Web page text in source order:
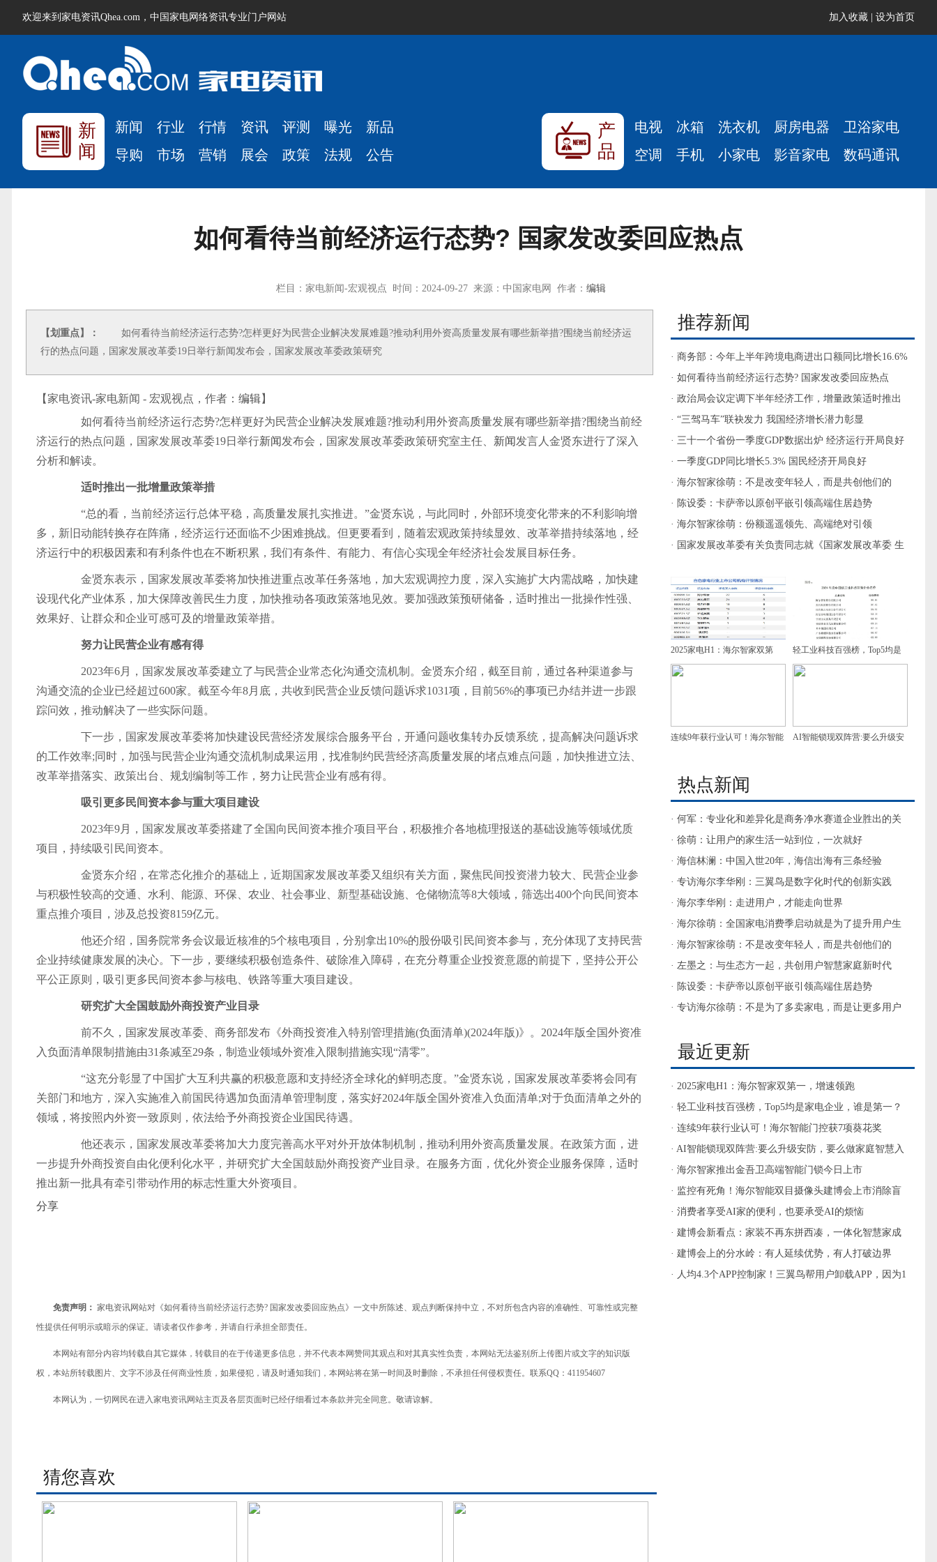
欢迎来到家电资讯Qhea.com，中国家电网络资讯专业门户网站 加入收藏 设为首页
新
闻
新闻 行业 行情 资讯 评测 曝光
新品
导购
市场 营销 展会 政策 法规 公告
产
品
电视 冰箱 洗衣机 厨房电器
卫浴家电
空调
手机 小家电 影音家电 数码通讯
如何看待当前经济运行态势? 国家发改委回应热点
栏目：家电新闻-宏观视点 时间：2024-09-27 来源：中国家电网 作者： 编辑
【划重点】：
如何看待当前经济运行态势?怎样更好为民营企业解决发展难题?推动利用外资高质量发展有哪些新举措?围绕当前经济运
行的热点问题，国家发展改革委19日举行新闻发布会，国家发展改革委政策研究
【家电资讯-家电新闻 - 宏观视点，作者： 编辑】
如何看待当前经济运行态势?怎样更好为民营企业解决发展难题?推动利用外资高质量发展有哪些新举措?围绕当前经
济运行的热点问题，国家发展改革委19日举行新闻发布会，国家发展改革委政策研究室主任、 新闻发言人金贤东进行了深入
分析和解读。
适时推出一批增量政策举措
“总的看，当前经济运行总体平稳，高质量发展扎实推进。”金贤东说，与此同时，外部环境变化带来的不利影响增
多，新旧动能转换存在阵痛，经济运行还面临不少困难挑战。但更要看到，随着宏观政策持续显效、改革举措持续落地，经
济运行中的积极因素和有利条件也在不断积累，我们有条件、有能力、有信心实现全年经济社会发展目标任务。
金贤东表示，国家发展改革委将加快推进重点改革任务落地，加大宏观调控力度，深入实施扩大内需战略，加快建
设现代化产业体系，加大保障改善民生力度，加快推动各项政策落地见效。要加强政策预研储备，适时推出一批操作性强、
效果好、让群众和企业可感可及的增量政策举措。
努力让民营企业有感有得
2023年6月，国家发展改革委建立了与民营企业常态化沟通交流机制。金贤东介绍，截至目前，通过各种渠道参与
沟通交流的企业已经超过600家。截至今年8月底，共收到民营企业反馈问题诉求1031项，目前56%的事项已办结并进一步跟
踪问效，推动解决了一些实际问题。
下一步，国家发展改革委将加快建设民营经济发展综合服务平台，开通问题收集转办反馈系统，提高解决问题诉求
的工作效率;同时，加强与民营企业沟通交流机制成果运用，找准制约民营经济高质量发展的堵点难点问题，加快推进立法、
改革举措落实、政策出台、规划编制等工作，努力让民营企业有感有得。
吸引更多民间资本参与重大项目建设
2023年9月，国家发展改革委搭建了全国向民间资本推介项目平台，积极推介各地梳理报送的基础设施等领域优质
项目，持续吸引民间资本。
金贤东介绍，在常态化推介的基础上，近期国家发展改革委又组织有关方面，聚焦民间投资潜力较大、民营企业参
与积极性较高的交通、水利、能源、环保、农业、社会事业、新型基础设施、仓储物流等8大领域，筛选出400个向民间资本
重点推介项目，涉及总投资8159亿元。
他还介绍，国务院常务会议最近核准的5个核电项目，分别拿出10%的股份吸引民间资本参与，充分体现了支持民营
企业持续健康发展的决心。下一步，要继续积极创造条件、破除准入障碍，在充分尊重企业投资意愿的前提下，坚持公开公
平公正原则，吸引更多民间资本参与核电、铁路等重大项目建设。
研究扩大全国鼓励外商投资产业目录
前不久，国家发展改革委、商务部发布《外商投资准入特别管理措施(负面清单)(2024年版)》。2024年版全国外资准
入负面清单限制措施由31条减至29条，制造业领域外资准入限制措施实现“清零”。
“这充分彰显了中国扩大互利共赢的积极意愿和支持经济全球化的鲜明态度。”金贤东说，国家发展改革委将会同有
关部门和地方，深入实施准入前国民待遇加负面清单管理制度，落实好2024年版全国外资准入负面清单;对于负面清单之外的
领域，将按照内外资一致原则，依法给予外商投资企业国民待遇。
他还表示，国家发展改革委将加大力度完善高水平对外开放体制机制，推动利用外资高质量发展。在政策方面，进
一步提升外商投资自由化便利化水平，并研究扩大全国鼓励外商投资产业目录。在服务方面，优化外资企业服务保障，适时
推出新一批具有牵引带动作用的标志性重大外资项目。
分享
免责声明： 家电资讯网站对《如何看待当前经济运行态势? 国家发改委回应热点》一文中所陈述、观点判断保持中立，不对所包含内容的准确性、可靠性或完整
性提供任何明示或暗示的保证。请读者仅作参考，并请自行承担全部责任。
本网站有部分内容均转载自其它媒体，转载目的在于传递更多信息，并不代表本网赞同其观点和对其真实性负责，本网站无法鉴别所上传图片或文字的知识版
权，本站所转载图片、文字不涉及任何商业性质，如果侵犯，请及时通知我们，本网站将在第一时间及时删除，不承担任何侵权责任。联系QQ：411954607
本网认为，一切网民在进入家电资讯网站主页及各层页面时已经仔细看过本条款并完全同意。敬请谅解。
猜您喜欢
推荐新闻
· 商务部：今年上半年跨境电商进出口额同比增长16.6%
· 如何看待当前经济运行态势? 国家发改委回应热点
· 政治局会议定调下半年经济工作，增量政策适时推出
· “三驾马车”联袂发力 我国经济增长潜力彰显
· 三十一个省份一季度GDP数据出炉 经济运行开局良好
· 一季度GDP同比增长5.3% 国民经济开局良好
· 海尔智家徐萌：不是改变年轻人，而是共创他们的
Leader
· 陈设委：卡萨帝以原创平嵌引领高端住居趋势
· 海尔智家徐萌：份额遥遥领先、高端绝对引领
· 国家发展改革委有关负责同志就《国家发展改革委 生
洁生
2025家电H1：海尔智家双第
一，增速领跑
轻工业科技百强榜，Top5均是
家电企业，谁是第一？
连续9年获行业认可！海尔智能 AI智能锁现双阵营:要么升级安
热点新闻
· 何军：专业化和差异化是商务净水赛道企业胜出的关
键
· 徐萌：让用户的家生活一站到位，一次就好
· 海信林澜：中国入世20年，海信出海有三条经验
· 专访海尔李华刚：三翼鸟是数字化时代的创新实践
· 海尔李华刚：走进用户，才能走向世界
· 海尔徐萌：全国家电消费季启动就是为了提升用户生
活品质
· 海尔智家徐萌：不是改变年轻人，而是共创他们的
Leader
· 左墨之：与生态方一起，共创用户智慧家庭新时代
· 陈设委：卡萨帝以原创平嵌引领高端住居趋势
· 专访海尔徐萌：不是为了多卖家电，而是让更多用户
最近更新
· 2025家电H1：海尔智家双第一，增速领跑
· 轻工业科技百强榜，Top5均是家电企业，谁是第一？
· 连续9年获行业认可！海尔智能门控获7项葵花奖
· AI智能锁现双阵营:要么升级安防，要么做家庭智慧入
口
· 海尔智家推出金吾卫高端智能门锁今日上市
· 监控有死角！海尔智能双目摄像头建博会上市消除盲
区
· 消费者享受AI家的便利，也要承受AI的烦恼
· 建博会新看点：家装不再东拼西凑，一体化智慧家成
主流
· 建博会上的分水岭：有人延续优势，有人打破边界
· 人均4.3个APP控制家！三翼鸟帮用户卸载APP，因为1